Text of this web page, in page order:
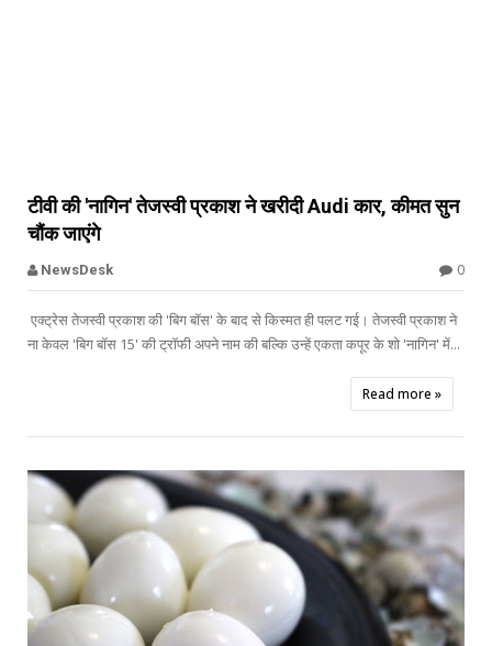
 
टीवी की 'नागिन' तेजस्वी प्रकाश ने खरीदी Audi कार, कीमत सुन
चौंक जाएंगे
NewsDesk 0
एक्ट्रेस तेजस्वी प्रकाश की 'बिग बॉस' के बाद से किस्मत ही पलट गई। तेजस्वी प्रकाश ने
ना केवल 'बिग बाॅस 15' की ट्राॅफी अपने नाम की बल्कि उन्हें एकता कपूर के शो 'नागिन' में...
Read more »
Offbeat